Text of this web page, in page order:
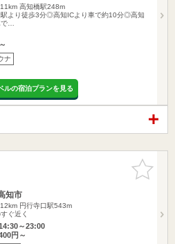
高知橋駅248m
より徒歩3分◎高知ICより車で約10分◎高知
…
ナ
ルの宿泊プランを見る
お気に入
りに追加
知市
円行寺口駅543m
ぐ近く
～23:00
円～